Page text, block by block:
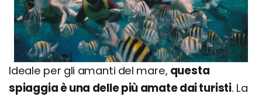
Ideale per gli amanti del mare, questa
spiaggia è una delle più amate dai turisti. La